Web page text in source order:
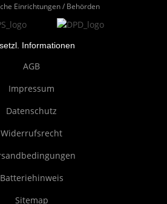
Einrichtungen / Behörden
Informationen
AGB
Impressum
Datenschutz
Widerrufsrecht
Batteriehinweis
Sitemap